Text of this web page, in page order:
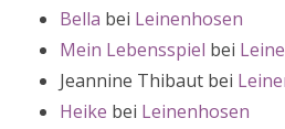
Bella bei Leinenhosen
Mein Lebensspiel bei
Jeannine Thibaut bei
Heike bei Leinenhosen